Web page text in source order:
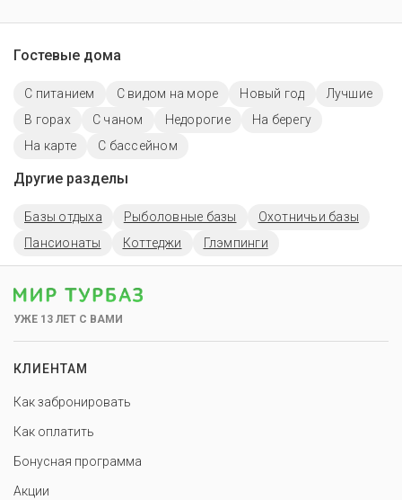
Гостевые дома
С питанием С видом на море Новый год
Лучшие
В горах
С чаном Недорогие
На берегу
На карте
С бассейном
Другие разделы
Базы отдыха Рыболовные базы
Охотничьи базы
Пансионаты
Коттеджи Глэмпинги
УЖЕ 13 ЛЕТ С ВАМИ
КЛИЕНТАМ
Как забронировать
Как оплатить
Бонусная программа
Акции